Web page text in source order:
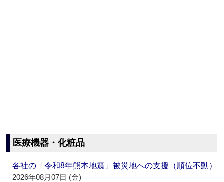
医療機器・化粧品
各社の「令和8年熊本地震」被災地への支援（順位不動）
2026年08月07日 (金)